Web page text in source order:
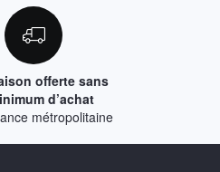
offerte sans
d’achat
métropolitaine